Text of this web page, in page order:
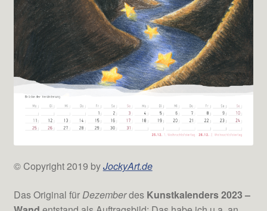
© Copyright 2019 byJockyArt.de
Das Original fürDezemberdes Kunstkalenders 2023 –